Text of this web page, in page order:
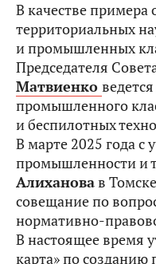
В качестве примера
территориальных
и промышленных
Председателя
Матвиенко
промышленного
и беспилотных
В марте 2025 года с
промышленности и
Алихановав
совещание по
нормативно-
В настоящее время
карта» по